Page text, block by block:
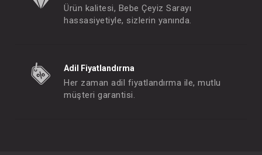
Ürün kalitesi, Bebe Çeyiz Sarayı
hassasiyetiyle, sizlerin yanında.
Adil Fiyatlandırma
Her zaman adil fiyatlandırma ile, mutlu
müşteri garantisi.